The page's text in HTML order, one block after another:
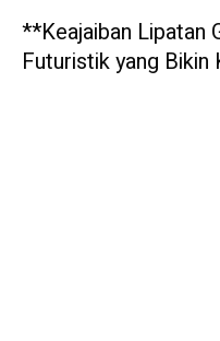
**Keajaiban Lipatan
Futuristik yang